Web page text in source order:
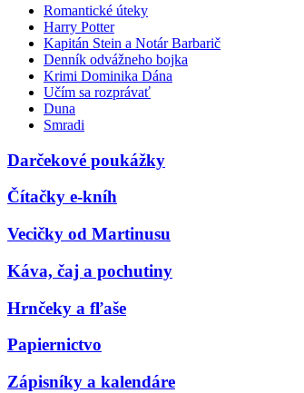
Romantické úteky
Harry Potter
Kapitán Stein a Notár Barbarič
Denník odvážneho bojka
Krimi Dominika Dána
Učím sa rozprávať
Duna
Smradi
Darčekové poukážky
Čítačky e-kníh
Vecičky od Martinusu
Káva, čaj a pochutiny
Hrnčeky a fľaše
Papiernictvo
Zápisníky a kalendáre